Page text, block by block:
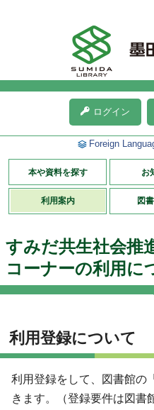
ログイン
Foreign
本や資料を探す お
利用案内 図
すみだ共生社会推
コーナーの利用に
利用登録について
利用登録をして、図書館の
きます。（登録要件は図書